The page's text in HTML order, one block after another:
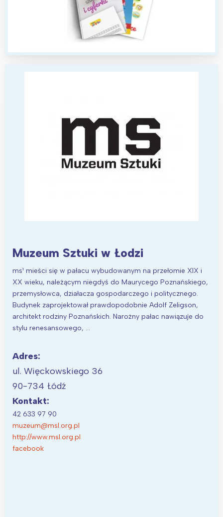
Muzeum Sztuki w Łodzi
ms¹ mieści się w pałacu wybudowanym na przełomie XIX i
XX wieku, należącym niegdyś do Maurycego Poznańskiego,
przemysłowca, działacza gospodarczego i politycznego.
Budynek zaprojektował prawdopodobnie Adolf Zeligson,
architekt rodziny Poznańskich. Narożny pałac nawiązuje do
stylu renesansowego, …
Adres:
ul. Więckowskiego 36
90-734 Łódź
Kontakt:
42 633 97 90
muzeum@msl.org.pl
http://www.msl.org.pl
facebook
Interesują mnie wydarzenia z
tego regionu:
Warszawa
Śląsk